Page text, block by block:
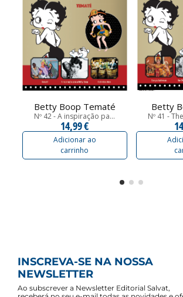
Betty Boop Tematé
Nº 42 - A inspiração pa...
14,99 €
Adicionar ao
carrinho
Betty
Nº 41 -
INSCREVA-SE NA NOSSA
NEWSLETTER
Ao subscrever a Newsletter Editorial Salvat,